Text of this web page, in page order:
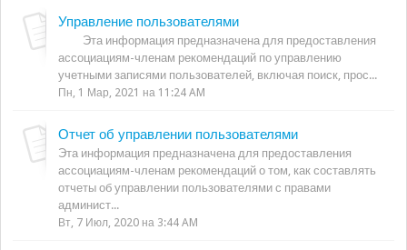
Управление пользователями
Эта информация предназначена для предоставления
ассоциациям-членам рекомендаций по управлению
учетными записями пользователей, включая поиск, прос...
Пн, 1 Мар, 2021 на 11:24 AM
Отчет об управлении пользователями
Эта информация предназначена для предоставления
ассоциациям-членам рекомендаций о том, как составлять
отчеты об управлении пользователями с правами
админист...
Вт, 7 Июл, 2020 на 3:44 AM